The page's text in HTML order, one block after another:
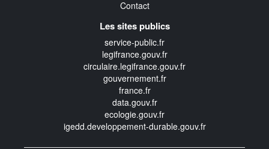
Contact
Les sites publics
service-public.fr
legifrance.gouv.fr
circulaire.legifrance.gouv.fr
gouvernement.fr
france.fr
data.gouv.fr
ecologie.gouv.fr
igedd.developpement-durable.gouv.fr